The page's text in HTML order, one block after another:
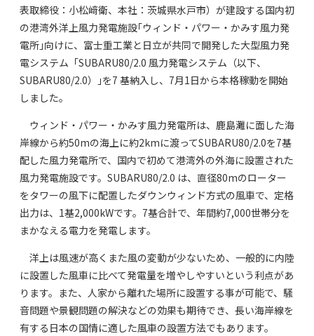
表取締役：小松﨑衛、本社：茨城県水戸市）が建設する国内初
の港湾外洋上風力発電施設｢ウィンド・パワー・かみす風力発
電所｣向けに、富士重工業と日立が共同で開発した大型風力発
電システム「SUBARU80/2.0 風力発電システム（以下、
SUBARU80/2.0）｣を7 基納入し、7月1日から本格稼動を開始
しました。
ウィンド・パワー・かみす風力発電所は、鹿島灘に面した海
岸線から約50mの海上に約2kmに渡ってSUBARU80/2.0を7基
配した風力発電所で、国内で初めて港湾外の外海に設置された
風力発電施設です。SUBARU80/2.0 は、直径80mのローター
をタワーの風下に配置したダウンウィンド方式の風車で、定格
出力は、1基2,000kWです。7基合計で、年間約7,000世帯分を
まかなえる電力を発電します。
洋上は風速が高くまた風の変動が少ないため、一般的に内陸
に設置した風車に比べて発電量を増やしやすいという利点があ
ります。また、人家から離れた場所に設置する事が可能で、騒
音問題や景観問題の解決などの効果も期待でき、長い海岸線を
有する日本の国情に適した風車の設置方法でもあります。